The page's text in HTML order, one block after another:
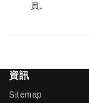
員。
資訊
Sitemap